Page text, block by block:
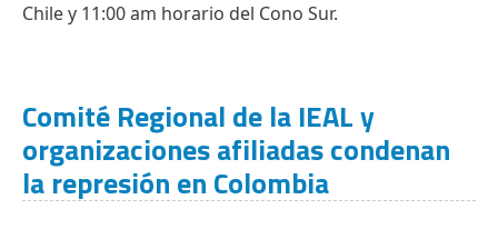
Chile y 11:00 am horario del Cono Sur.
Comité Regional de la IEAL y
organizaciones afiliadas condenan
la represión en Colombia